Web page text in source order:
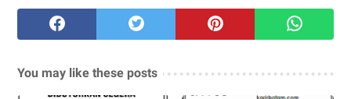
You may like these posts